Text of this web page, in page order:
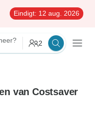
Eindigt: 12 aug. 2026
2
van Costsaver